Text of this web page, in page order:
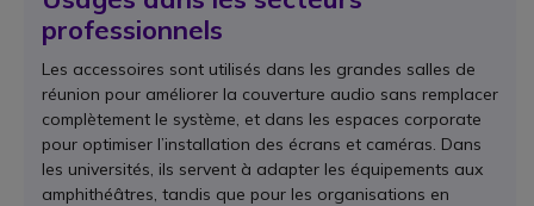
professionnels
Les accessoires sont utilisés dans les grandes salles de
réunion pour améliorer la couverture audio sans remplacer
complètement le système, et dans les espaces corporate
pour optimiser l’installation des écrans et caméras. Dans
les universités, ils servent à adapter les équipements aux
amphithéâtres, tandis que pour les organisations en